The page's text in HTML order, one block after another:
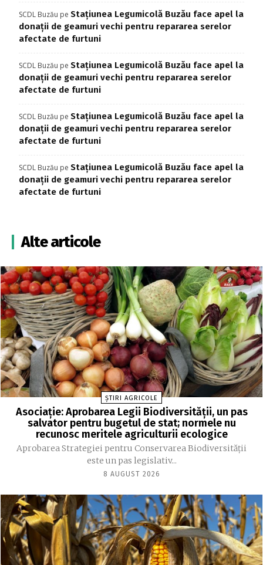
SCDL Buzău pe Stațiunea Legumicolă Buzău face apel la
donații de geamuri vechi pentru repararea serelor
afectate de furtuni
SCDL Buzău pe Stațiunea Legumicolă Buzău face apel la
donații de geamuri vechi pentru repararea serelor
afectate de furtuni
SCDL Buzău pe Stațiunea Legumicolă Buzău face apel la
donații de geamuri vechi pentru repararea serelor
afectate de furtuni
SCDL Buzău pe Stațiunea Legumicolă Buzău face apel la
donații de geamuri vechi pentru repararea serelor
afectate de furtuni
Alte articole
ȘTIRI AGRICOLE
Asociație: Aprobarea Legii Biodiversității, un pas
salvator pentru bugetul de stat; normele nu
recunosc meritele agriculturii ecologice
Aprobarea Strategiei pentru Conservarea Biodiversității
este un pas legislativ...
8 AUGUST 2026